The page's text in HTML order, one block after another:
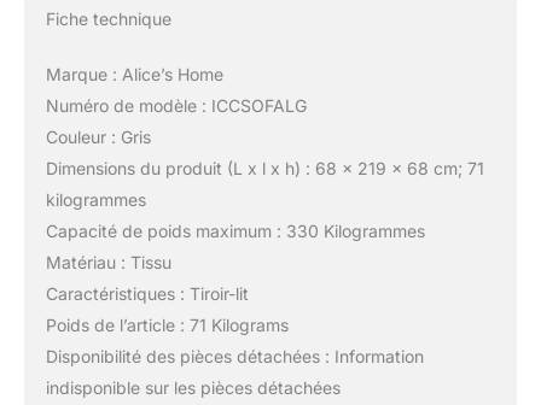
Fiche technique
Marque : Alice’s Home
Numéro de modèle : ICCSOFALG
Couleur : Gris
Dimensions du produit (L x l x h) : 68 x 219 x 68 cm; 71
kilogrammes
Capacité de poids maximum : 330 Kilogrammes
Matériau : Tissu
Caractéristiques : Tiroir-lit
Poids de l’article : 71 Kilograms
Disponibilité des pièces détachées : Information
indisponible sur les pièces détachées